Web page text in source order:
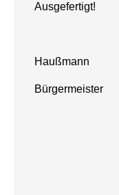
Ausgefertigt!
Haußmann